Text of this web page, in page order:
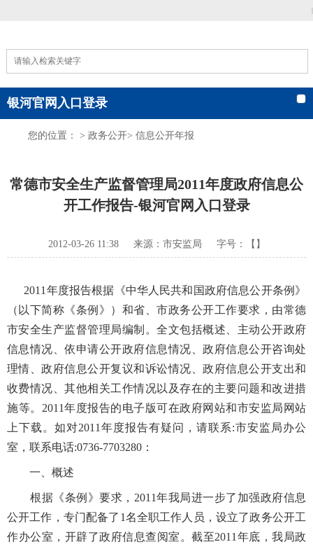
|
银河官网入口登录
您的位置： > 政务公开> 信息公开年报
常德市安全生产监督管理局2011年度政府信息公
开工作报告-银河官网入口登录
2012-03-26 11:38 来源：市安监局 字号：【】
2011年度报告根据《中华人民共和国政府信息公开条例》
（以下简称《条例》）和省、市政务公开工作要求，由常德
市安全生产监督管理局编制。全文包括概述、主动公开政府
信息情况、依申请公开政府信息情况、政府信息公开咨询处
理情、政府信息公开复议和诉讼情况、政府信息公开支出和
收费情况、其他相关工作情况以及存在的主要问题和改进措
施等。2011年度报告的电子版可在政府网站和市安监局网站
上下载。如对2011年度报告有疑问，请联系:市安监局办公
室，联系电话:0736-7703280：
一、概述
根据《条例》要求，2011年我局进一步了加强政府信息
公开工作，专门配备了1名全职工作人员，设立了政务公开工
作办公室，开辟了政府信息查阅室。截至2011年底，我局政